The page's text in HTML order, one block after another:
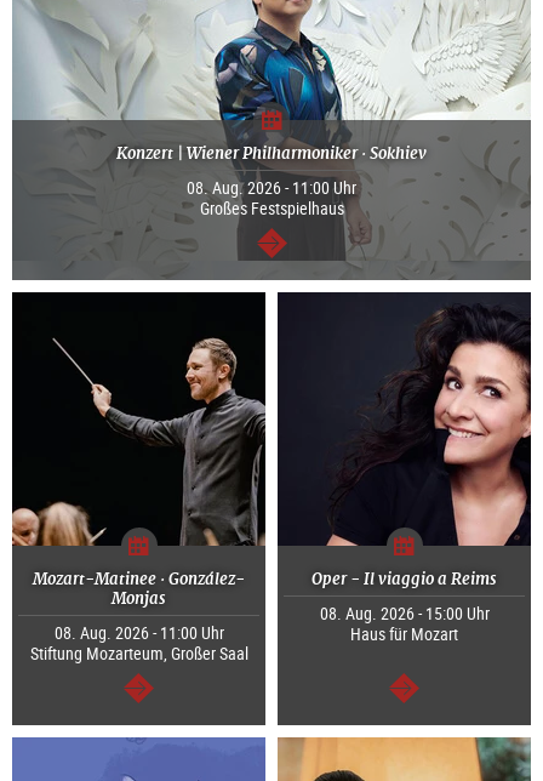
Konzert | Wiener Philharmoniker · Sokhiev
08. Aug. 2026 - 11:00 Uhr
Großes Festspielhaus
weiter
Mozart-Matinee · González-
Monjas
08. Aug. 2026 - 11:00 Uhr
Stiftung Mozarteum, Großer Saal
weiter
Oper - Il viaggio a Reims
08. Aug. 2026 - 15:00 Uhr
Haus für Mozart
weiter